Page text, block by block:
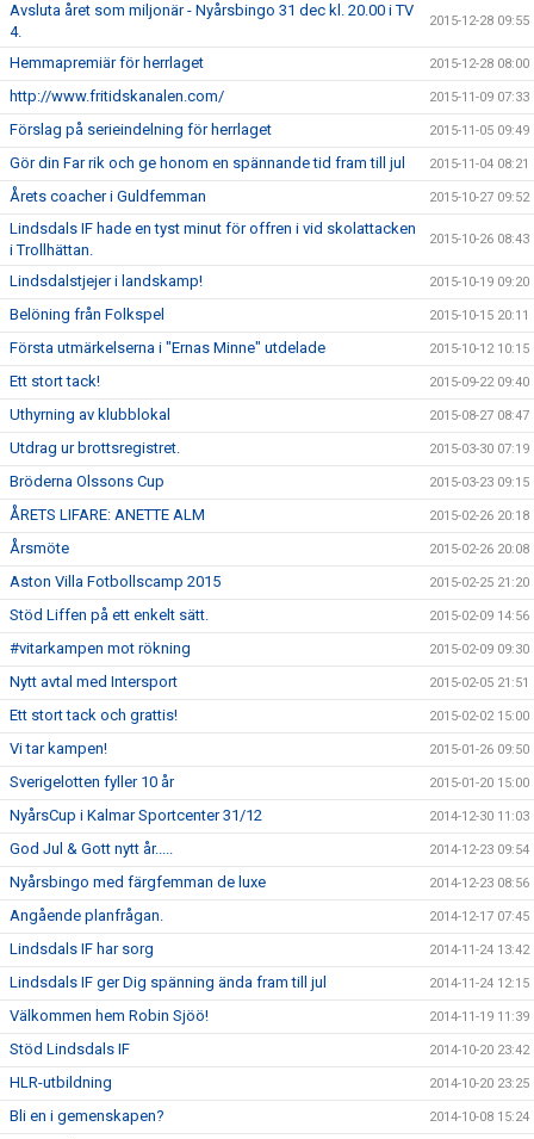
Avsluta året som miljonär - Nyårsbingo 31 dec kl. 20.00 i TV
4.
2015-12-28 09:55
Hemmapremiär för herrlaget 2015-12-28 08:00
http://www.fritidskanalen.com/ 2015-11-09 07:33
Förslag på serieindelning för herrlaget 2015-11-05 09:49
Gör din Far rik och ge honom en spännande tid fram till jul 2015-11-04 08:21
Årets coacher i Guldfemman 2015-10-27 09:52
Lindsdals IF hade en tyst minut för offren i vid skolattacken
i Trollhättan.
2015-10-26 08:43
Lindsdalstjejer i landskamp! 2015-10-19 09:20
Belöning från Folkspel 2015-10-15 20:11
Första utmärkelserna i "Ernas Minne" utdelade 2015-10-12 10:15
Ett stort tack! 2015-09-22 09:40
Uthyrning av klubblokal 2015-08-27 08:47
Utdrag ur brottsregistret. 2015-03-30 07:19
Bröderna Olssons Cup 2015-03-23 09:15
ÅRETS LIFARE: ANETTE ALM 2015-02-26 20:18
Årsmöte 2015-02-26 20:08
Aston Villa Fotbollscamp 2015 2015-02-25 21:20
Stöd Liffen på ett enkelt sätt. 2015-02-09 14:56
#vitarkampen mot rökning 2015-02-09 09:30
Nytt avtal med Intersport 2015-02-05 21:51
Ett stort tack och grattis! 2015-02-02 15:00
Vi tar kampen! 2015-01-26 09:50
Sverigelotten fyller 10 år 2015-01-20 15:00
NyårsCup i Kalmar Sportcenter 31/12 2014-12-30 11:03
God Jul & Gott nytt år..... 2014-12-23 09:54
Nyårsbingo med färgfemman de luxe 2014-12-23 08:56
Angående planfrågan. 2014-12-17 07:45
Lindsdals IF har sorg 2014-11-24 13:42
Lindsdals IF ger Dig spänning ända fram till jul 2014-11-24 12:15
Välkommen hem Robin Sjöö! 2014-11-19 11:39
Stöd Lindsdals IF 2014-10-20 23:42
HLR-utbildning 2014-10-20 23:25
Bli en i gemenskapen? 2014-10-08 15:24